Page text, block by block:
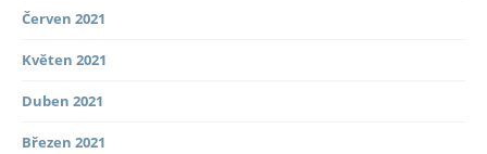
Červen 2021
Květen 2021
Duben 2021
Březen 2021